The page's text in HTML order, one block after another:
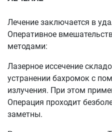
Лечение заключается в
Оперативное
методами:
Лазерное иссечение
устранении бахромок с
излучения. При этом
Операция проходит
заметны.